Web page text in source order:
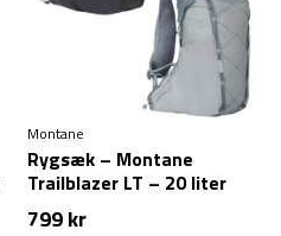
Montane
Rygsæk – Montane
Trailblazer LT – 20 liter
799kr